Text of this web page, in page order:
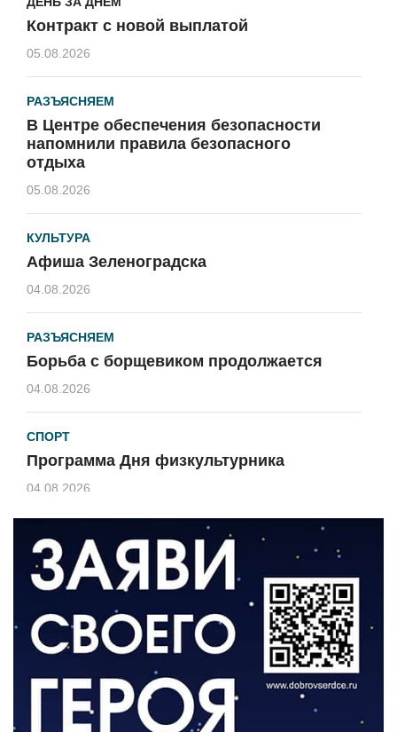
Контракт с новой выплатой
05.08.2026
РАЗЪЯСНЯЕМ
В Центре обеспечения безопасности
напомнили правила безопасного
отдыха
05.08.2026
КУЛЬТУРА
Афиша Зеленоградска
04.08.2026
РАЗЪЯСНЯЕМ
Борьба с борщевиком продолжается
04.08.2026
СПОРТ
Программа Дня физкультурника
04.08.2026
ЗЕМЛЯКИ
«Мы радовались, так как видели
результат своего труда»
О ЧЕМ ПИСАЛА ГАЗЕТА
По страницам архивных газет
03.08.2026